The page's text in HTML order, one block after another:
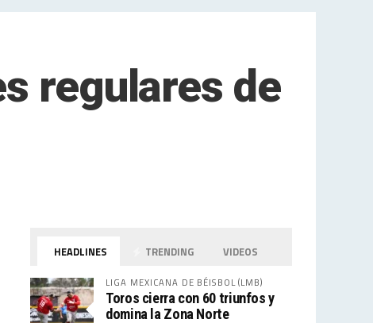
regulares de
HEADLINES TRENDING VIDEOS
LIGA MEXICANA DE BÉISBOL (LMB)
Toros cierra con 60 triunfos y
domina la Zona Norte